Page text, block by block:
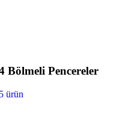
Bölmeli Pencereler
ürün